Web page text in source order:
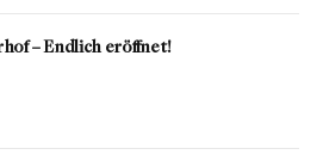
– Endlich eröffnet!